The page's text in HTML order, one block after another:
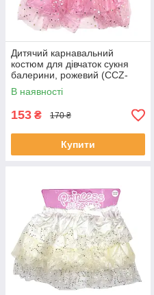
Дитячий карнавальний
костюм для дівчаток сукня
балерини, рожевий (CCZ-
2855)
В наявності
153 ₴ 170 ₴
Купити